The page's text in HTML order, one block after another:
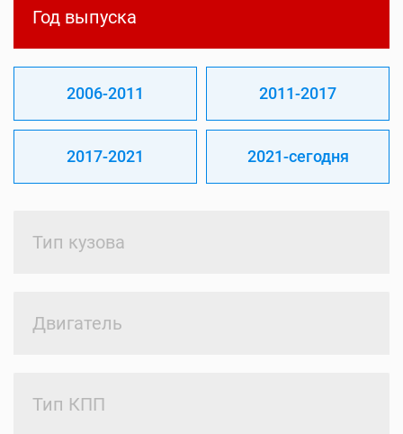
Год выпуска
2006-2011 2011-2017
2017-2021 2021-сегодня
Тип кузова
Двигатель
Тип КПП